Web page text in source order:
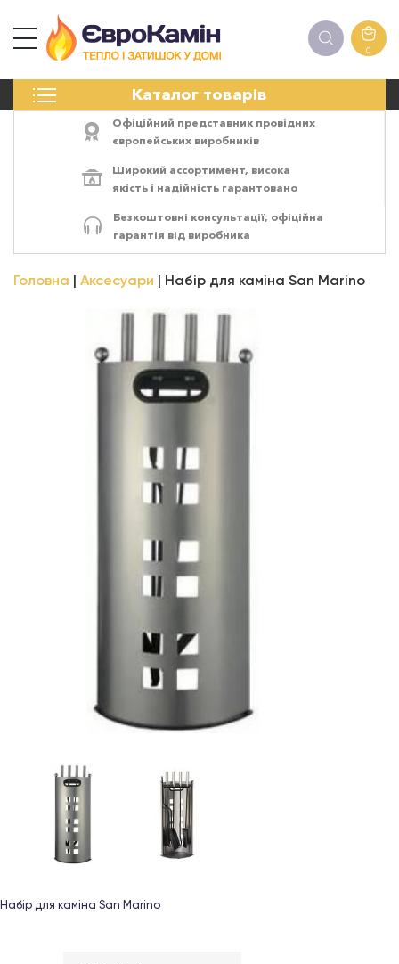
0
Каталог товарів
ПЕЧІ
ЕЛЕКТРОКАМІНИ
АКСЕСУАРИ
Офіційний представник провідних
європейських виробників
Широкий ассортимент, висока
якість і надійність гарантовано
Безкоштовні консультації, офіційна
гарантія від виробника
Головна Аксесуари Набір для каміна San Marino
Набір для каміна San Marino